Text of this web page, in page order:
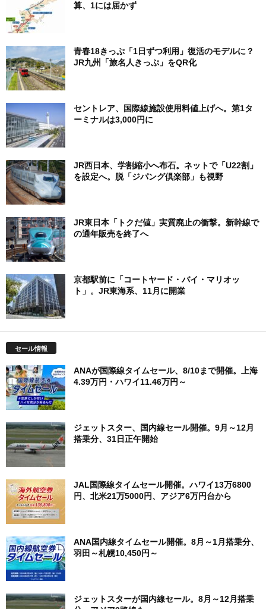
算、1には届かず
青春18きっぷ「1日ずつ利用」復活のモデルに？
JR九州「旅名人きっぷ」をQR化
セントレア、国際線施設使用料値上げへ。第1タ
ーミナルは3,000円に
JR西日本、学割縮小へ布石。ネットで「U22割」
を設定へ。脱「ジパング倶楽部」も視野
JR東日本「トクだ値」実質廃止の衝撃。新幹線で
の通年販売を終了へ
京都駅前に「コートヤード・バイ・マリオッ
ト」。JR東海系、11月に開業
セール情報
ANAが国際線タイムセール、8/10まで開催。上海
4.39万円・ハワイ11.46万円～
ジェットスター、国内線セール開催。9月～12月
搭乗分、31日正午開始
JAL国際線タイムセール開催。ハワイ13万6800
円、北米21万5000円、アジア6万円台から
ANA国内線タイムセール開催。8月～1月搭乗分、
羽田～札幌10,450円～
ジェットスターが国内線セール。8月～12月搭乗